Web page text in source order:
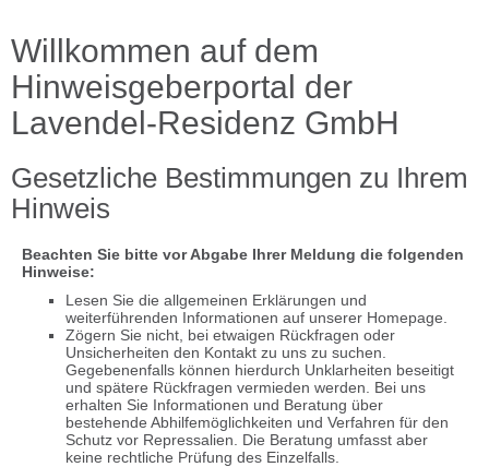
Willkommen auf dem
Hinweisgeberportal der
Lavendel-Residenz GmbH
Gesetzliche Bestimmungen zu Ihrem
Hinweis
Beachten Sie bitte vor Abgabe Ihrer Meldung die folgenden
Hinweise:
Lesen Sie die allgemeinen Erklärungen und
weiterführenden Informationen auf unserer Homepage.
Zögern Sie nicht, bei etwaigen Rückfragen oder
Unsicherheiten den Kontakt zu uns zu suchen.
Gegebenenfalls können hierdurch Unklarheiten beseitigt
und spätere Rückfragen vermieden werden. Bei uns
erhalten Sie Informationen und Beratung über
bestehende Abhilfemöglichkeiten und Verfahren für den
Schutz vor Repressalien. Die Beratung umfasst aber
keine rechtliche Prüfung des Einzelfalls.